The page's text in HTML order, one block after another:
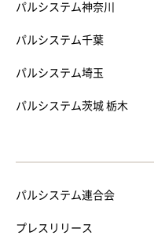
パルシステム神奈川
パルシステム千葉
パルシステム埼玉
パルシステム茨城 栃木
パルシステム連合会
プレスリリース